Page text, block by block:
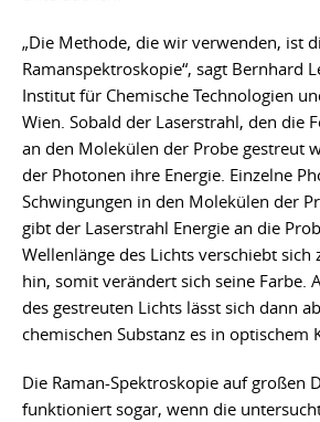
„Die Methode, die wir verwenden, ist
Ramanspektroskopie“, sagt Bernhard
Institut für Chemische Technologien
Wien. Sobald der Laserstrahl, den die
an den Molekülen der Probe gestreut
der Photonen ihre Energie. Einzelne
Schwingungen in den Molekülen der
gibt der Laserstrahl Energie an die
Wellenlänge des Lichts verschiebt sich
hin, somit verändert sich seine Farbe.
des gestreuten Lichts lässt sich dann
chemischen Substanz es in optischem
Die Raman-Spektroskopie auf großen
funktioniert sogar, wenn die